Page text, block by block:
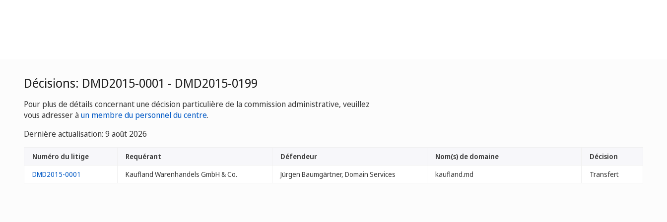
Décisions: DMD2015-0001 - DMD2015-0199
Pour plus de détails concernant une décision particulière de la commission administrative, veuillez
vous adresser àun membre du personnel du centre.
Dernière actualisation: 9 août 2026
Numéro du litige Requérant Défendeur Nom(s) de domaine
Décision
DMD2015-0001
Kaufland Warenhandels GmbH & Co. Jürgen Baumgärtner, Domain Services kaufland.md Transfert